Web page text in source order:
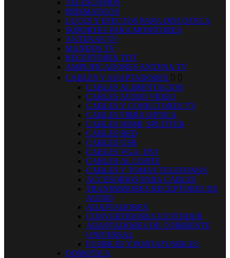
TELESCOPIOS
PRISMATICOS
LUCES Y EFECTOS PARA DISCOTECA
SOPORTES PARA MONITORES
ANTENAS TV
MANDOS TV
RECEPTORES TDT
AMPLIFICADORES ANTENA TV
CABLES Y ADAPTADORES  
CABLES ALIMENTACION
CABLES AUDIO VIDEO
CABLES Y CONECTORES TV
CABLES FIBRA OPTICA
CABLES HDMI, SPLITTER
CABLES RED
CABLES USB
CABLES VGA, DVI
CABLES AL CORTE
CABLES Y TOMAS TELEFONOS
ACCESORIOS PARA CABLES
TRANSMISORES RECEPTORES DE
AUDIO
ADAPTADORES
CONVERTIDORES EXTENDER
ADAPTADORES DE CORRIENTE
UNIVERSAL
FUSIBLES Y PORTAFUSIBLES
DOMOTICA